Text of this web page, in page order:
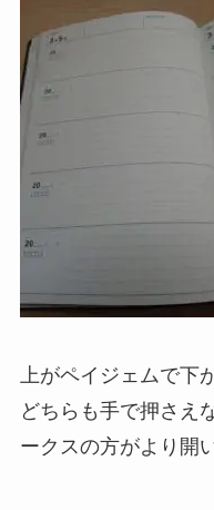
上がペイジェムで下
どちらも手で押さえ
ークスの方がより開